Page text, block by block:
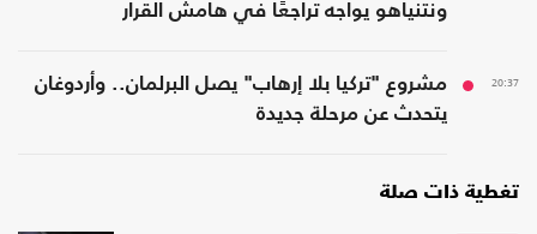
ونتنياهو يواجه تراجعًا في هامش القرار
20:37
مشروع "تركيا بلا إرهاب" يصل البرلمان.. وأردوغان
يتحدث عن مرحلة جديدة
تغطية ذات صلة